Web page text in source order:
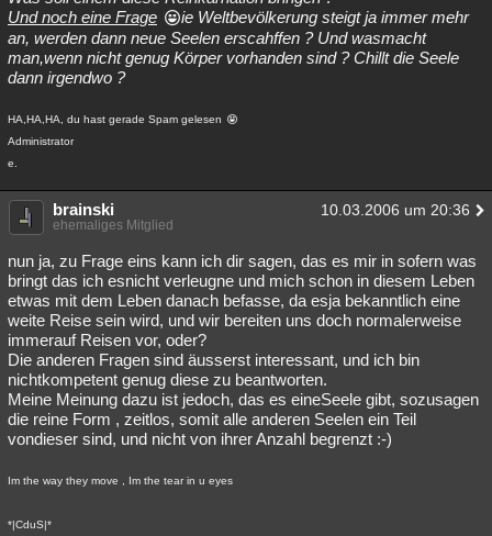
Und noch eine Frage
ie Weltbevölkerung steigt ja immer mehr
an, werden dann neue Seelen erscahffen ? Und wasmacht
man,wenn nicht genug Körper vorhanden sind ? Chillt die Seele
dann irgendwo ?
HA,HA,HA, du hast gerade Spam gelesen
Administrator
e.
brainski 10.03.2006 um 20:36
ehemaliges Mitglied
nun ja, zu Frage eins kann ich dir sagen, das es mir in sofern was
bringt das ich esnicht verleugne und mich schon in diesem Leben
etwas mit dem Leben danach befasse, da esja bekanntlich eine
weite Reise sein wird, und wir bereiten uns doch normalerweise
immerauf Reisen vor, oder?
Die anderen Fragen sind äusserst interessant, und ich bin
nichtkompetent genug diese zu beantworten.
Meine Meinung dazu ist jedoch, das es eineSeele gibt, sozusagen
die reine Form , zeitlos, somit alle anderen Seelen ein Teil
vondieser sind, und nicht von ihrer Anzahl begrenzt :-)
Im the way they move , Im the tear in u eyes
*|CduS|*